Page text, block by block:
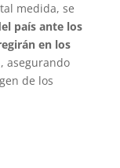
medida, se
país ante los
en los
asegurando
de los